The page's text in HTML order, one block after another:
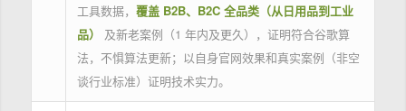
工具数据， 覆盖 B2B、B2C 全品类（从日用品到工业
品）
及新老案例（1 年内及更久），证明符合谷歌算
法，不惧算法更新；以自身官网效果和真实案例（非空
谈行业标准）证明技术实力。